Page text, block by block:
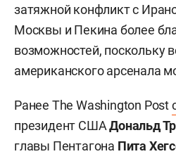
затяжной конфликт с
Москвы и Пекина более
возможностей, поскольку
американского арсенала
Ранее The Washington Post
президент СШАДональд
главы Пентагона Пита